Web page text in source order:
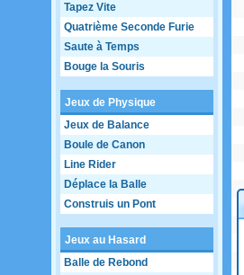
Tapez Vite
Quatrième Seconde Furie
Saute à Temps
Bouge la Souris
Jeux de Physique
Jeux de Balance
Boule de Canon
Line Rider
Déplace la Balle
Construis un Pont
Jeux au Hasard
Balle de Rebond